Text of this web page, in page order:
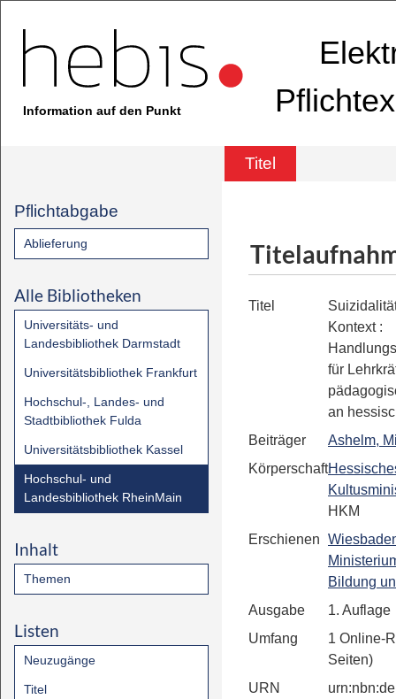
Information auf den Punkt
Titel
Pflichtabgabe
Ablieferung
Alle Bibliotheken
Universitäts- und
Landesbibliothek Darmstadt
Universitätsbibliothek Frankfurt
Hochschul-, Landes- und
Stadtbibliothek Fulda
Universitätsbibliothek Kassel
Hochschul- und
Landesbibliothek RheinMain
Inhalt
Themen
Listen
Neuzugänge
Titel
Titel
Kontext:
für
an
Beiträger
Ashelm,
Körperschaft
HKM
Erschienen
Bildung
Ausgabe
1. Auflage
Umfang
1 Online-
Seiten)
URN